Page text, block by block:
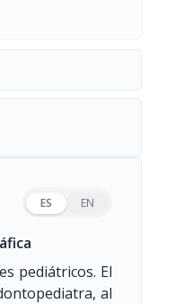
ES EN
pediátricos. El
al